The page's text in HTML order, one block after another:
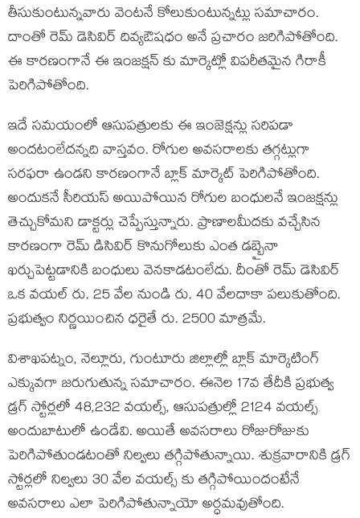
తీసుకుంటున్నవారు వెంటనే కోలుకుంటున్నట్లు సమాచారం.
దాంతో రెమ్ డెసివిర్ దివ్యఔషధం అనే ప్రచారం జరిగిపోతోంది.
ఈ కారణంగానే ఈ ఇంజక్షన్ కు మార్కెట్లో విపరీతమైన గిరాకీ
పెరిగిపోతోంది.
ఇదే సమయంలో ఆసుపత్రులకు ఈ ఇంజెక్షన్లు సరిపడా
అందటంలేదన్నది వాస్తవం. రోగుల అవసరాలకు తగ్గట్లుగా
సరఫరా ఉండని కారణంగానే బ్లాక్ మార్కెట్ పెరిగిపోతోంది.
అందుకనే సీరియస్ అయిపోయిన రోగుల బంధులనే ఇంజక్షన్లు
తెచ్చుకోమని డాక్టర్లు చెప్పేస్తున్నారు. ప్రాణాలమీదకు వచ్చేసిన
కారణంగా రెమ్ డిసివిర్ కొనుగోలుకు ఎంత డబ్బైనా
ఖర్చుపెట్టడానికి బంధులు వెనకాడటంలేదు. దీంతో రెమ్ డెసివిర్
ఒక వయల్ రు. 25 వేల నుండి రు. 40 వేలదాకా పలుకుతోంది.
ప్రభుత్వం నిర్ణయించిన ధరైతే రు. 2500 మాత్రమే.
విశాఖపట్నం, నెల్లూరు, గుంటూరు జిల్లాల్లో బ్లాక్ మార్కెటింగ్
ఎక్కువగా జరుగుతున్న సమాచారం. ఈనెల 17వ తేదీకి ప్రభుత్వ
డ్రగ్ స్టోర్లలో 48,232 వయల్స్, ఆసుపత్రుల్లో 2124 వయల్స్
అందుబాటులో ఉండేవి. అయితే అవసరాలు రోజురోజుకు
పెరిగిపోతుండటంతో నిల్వలు తగ్గిపోతున్నాయి. శుక్రవారానికి డ్రగ్
స్టోర్లలో నిల్వలు 30 వేల వయల్స్ కు తగ్గిపోయిందంటేనే
అవసరాలు ఎలా పెరిగిపోతున్నాయో అర్ధమవుతోంది.